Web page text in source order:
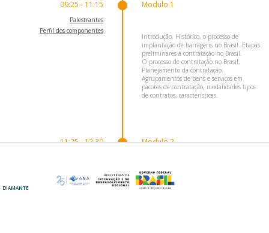
09:25 - 11:15
Palestrantes
Perfil dos componentes
Modulo 1
Introdução, Histórico, o processo de
implantação de barragens no Brasil. Etapas
preliminares à contratação no Brasil.
O processo de contratação no Brasil,
Planejamento da contratação:
Agrupamentos de bens e serviços em
pacotes de contratação, modalidades tipos
de contratos, características.
11:25 - 12:30 Modulo 2
Planejamento da Contratação, programação
da contratação, modalidades de contratos,
tipos de licitação, identificação e
DIAMANTE
OURO